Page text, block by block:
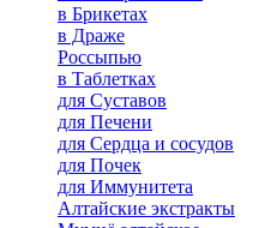
в Брикетах
в Драже
Россыпью
в Таблетках
для Cуставов
для Печени
для Сердца и сосудов
для Почек
для Иммунитета
Алтайские экстракты